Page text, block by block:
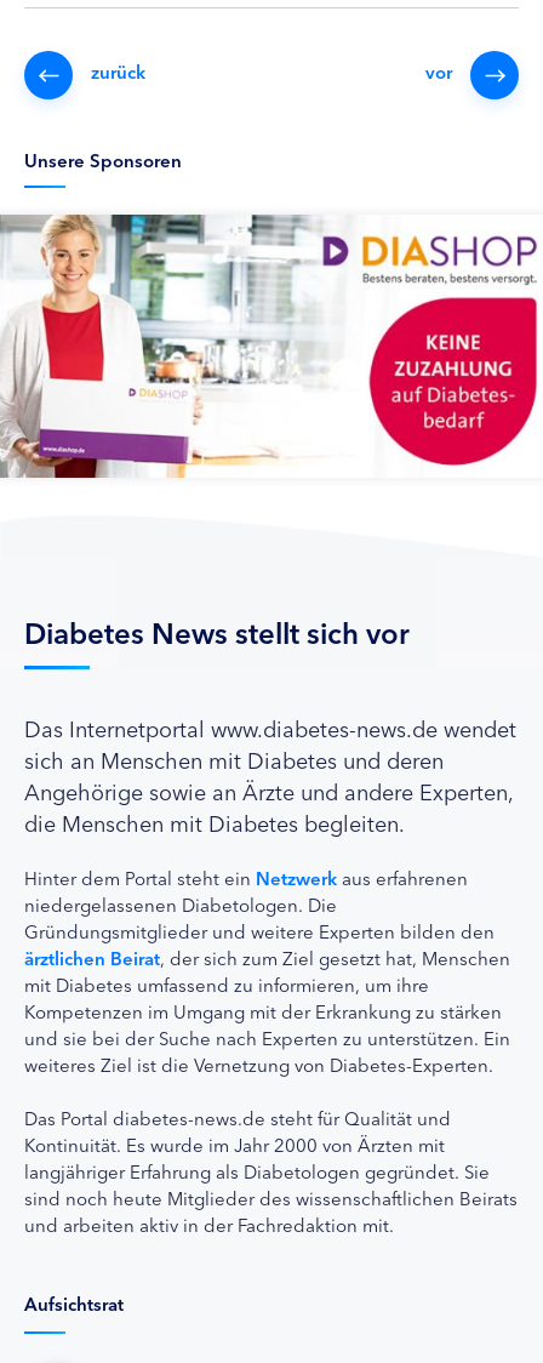
zurück vor
Unsere Sponsoren
Diabetes News stellt sich vor
Das Internetportal www.diabetes-news.de wendet
sich an Menschen mit Diabetes und deren
Angehörige sowie an Ärzte und andere Experten,
die Menschen mit Diabetes begleiten.
Hinter dem Portal steht ein Netzwerk aus erfahrenen
niedergelassenen Diabetologen. Die
Gründungsmitglieder und weitere Experten bilden den
ärztlichen Beirat, der sich zum Ziel gesetzt hat, Menschen
mit Diabetes umfassend zu informieren, um ihre
Kompetenzen im Umgang mit der Erkrankung zu stärken
und sie bei der Suche nach Experten zu unterstützen. Ein
weiteres Ziel ist die Vernetzung von Diabetes-Experten.
Das Portal diabetes-news.de steht für Qualität und
Kontinuität. Es wurde im Jahr 2000 von Ärzten mit
langjähriger Erfahrung als Diabetologen gegründet. Sie
sind noch heute Mitglieder des wissenschaftlichen Beirats
und arbeiten aktiv in der Fachredaktion mit.
Aufsichtsrat